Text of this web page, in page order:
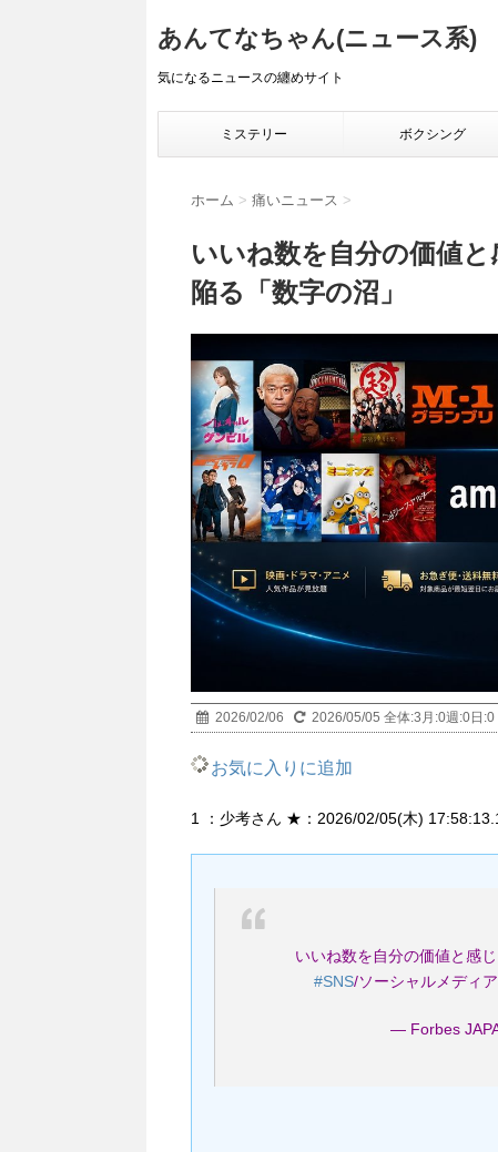
あんてなちゃん(ニュース系)
気になるニュースの纏めサイト
ミステリー ボクシング
ホーム > 痛いニュース >
いいね数を自分の価値
陥る「数字の沼」
2026/02/06 2026/05/05 全体:3 月:0週:0日:0
お気に入りに追加
1 ：少考さん ★：2026/02/05(木)
いいね数を自分の価値と感
#SNS/ソーシャルメディア
— Forbes